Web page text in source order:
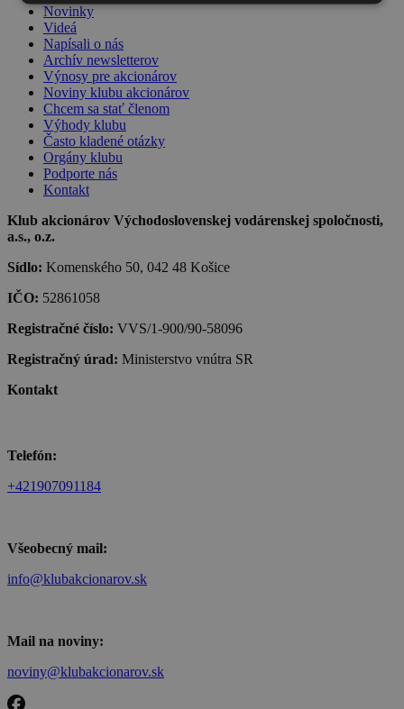
Novinky
Videá
Napísali o nás
Archív newsletterov
Výnosy pre akcionárov
Noviny klubu akcionárov
Chcem sa stať členom
Výhody klubu
Často kladené otázky
Orgány klubu
Podporte nás
Kontakt
Klub akcionárov Východoslovenskej vodárenskej spoločnosti,
a.s., o.z.
Sídlo: Komenského 50, 042 48 Košice
IČO: 52861058
Registračné číslo: VVS/1-900/90-58096
Registračný úrad: Ministerstvo vnútra SR
Kontakt
Telefón:
+421907091184
Všeobecný mail:
info@klubakcionarov.sk
Mail na noviny:
noviny@klubakcionarov.sk